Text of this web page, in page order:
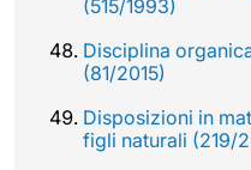
(515/1993)
Disciplina
(81/2015)
Disposizioni in
figli naturali (219/